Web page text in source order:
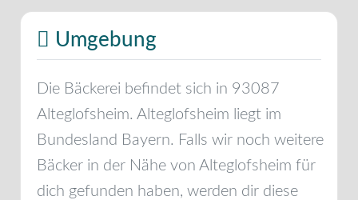
Umgebung
Die Bäckerei befindet sich in 93087
Alteglofsheim. Alteglofsheim liegt im
Bundesland Bayern. Falls wir noch weitere
Bäcker in der Nähe von Alteglofsheim für
dich gefunden haben, werden dir diese